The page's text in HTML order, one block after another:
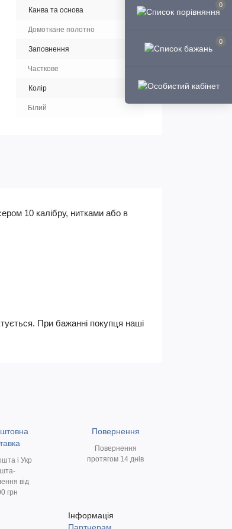
0
0
Канва та основа
Домоткане полотно
Заповнення
Часткове
Колір
Білий
10 калібру, нитками або в
При бажанні покупця наші
і Укр
від
грн
Повернення
Повернення
протягом 14 днів
Інформація